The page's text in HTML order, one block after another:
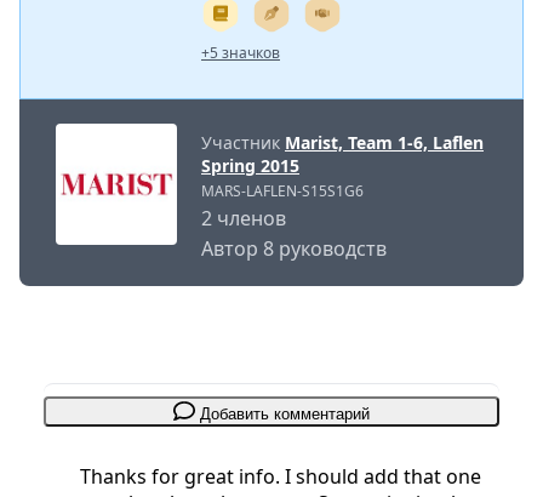
+5 значков
Участник Marist, Team 1-6, Laflen
Spring 2015
MARS-LAFLEN-S15S1G6
2 членов
Автор 8 руководств
Добавить комментарий
Thanks for great info. I should add that one